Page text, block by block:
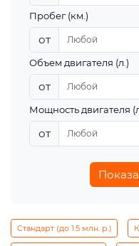
Пробег (км.)
от
Объем двигателя (л.)
от
Мощность двигателя
от
Стандарт (до 1.5 млн. р.)